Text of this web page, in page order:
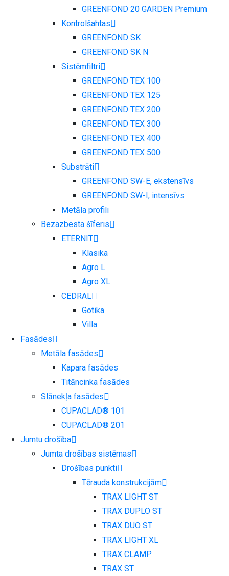
GREENFOND 20 GARDEN Premium
Kontrolšahtas
GREENFOND SK
GREENFOND SK N
Sistēmfiltri
GREENFOND TEX 100
GREENFOND TEX 125
GREENFOND TEX 200
GREENFOND TEX 300
GREENFOND TEX 400
GREENFOND TEX 500
Substrāti
GREENFOND SW-E, ekstensīvs
GREENFOND SW-I, intensīvs
Metāla profili
Bezazbesta šīferis
ETERNIT
Klasika
Agro L
Agro XL
CEDRAL
Gotika
Villa
Fasādes
Metāla fasādes
Kapara fasādes
Titāncinka fasādes
Slānekļa fasādes
CUPACLAD® 101
CUPACLAD® 201
Jumtu drošība
Jumta drošības sistēmas
Drošības punkti
Tērauda konstrukcijām
TRAX LIGHT ST
TRAX DUPLO ST
TRAX DUO ST
TRAX LIGHT XL
TRAX CLAMP
TRAX ST